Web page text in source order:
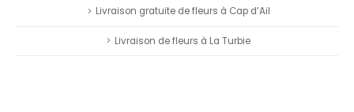
Livraison gratuite de fleurs à Cap d’Ail
Livraison de fleurs à La Turbie